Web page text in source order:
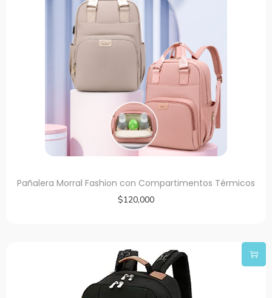
Pañalera Morral Fashion con Compartimentos Térmicos
$120,000